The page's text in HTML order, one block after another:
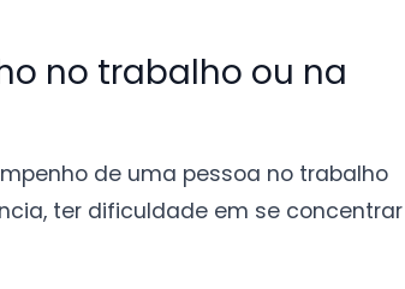
no trabalho ou na
de uma pessoa no trabalho
ter dificuldade em se concentrar